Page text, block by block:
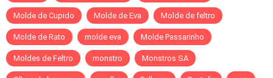
Molde de Cupido Molde de Eva Molde de feltro
Molde de Rato molde eva Molde Passarinho
Moldes de Feltro monstro Monstros SA